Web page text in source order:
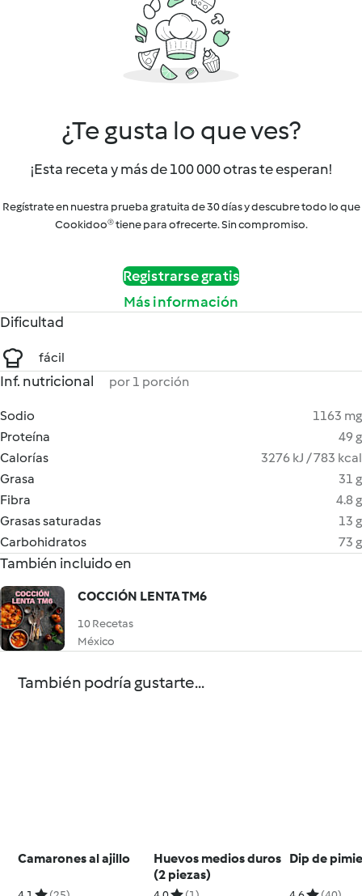
¿Te gusta lo que ves?
¡Esta receta y más de 100 000 otras te esperan!
Regístrate en nuestra prueba gratuita de 30 días y descubre todo lo que
Cookidoo® tiene para ofrecerte. Sin compromiso.
Registrarse gratis
Más información
Dificultad
fácil
Inf. nutricional por 1 porción
Sodio
1163 mg
Proteína
49 g
Calorías
3276 kJ / 783 kcal
Grasa
31 g
Fibra
4.8 g
Grasas saturadas
13 g
Carbohidratos
73 g
También incluido en
COCCIÓN LENTA TM6
10 Recetas
México
También podría gustarte...
Camarones al ajillo
Huevos medios duros
(2 piezas)
Dip de